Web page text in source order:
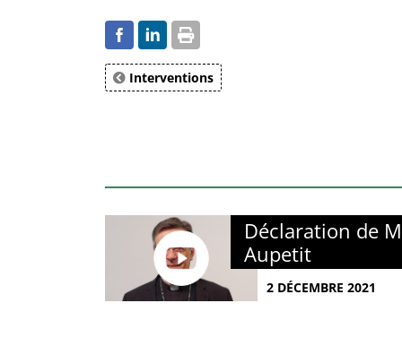
Interventions
Déclaration de
Aupetit
2 DÉCEMBRE 2021